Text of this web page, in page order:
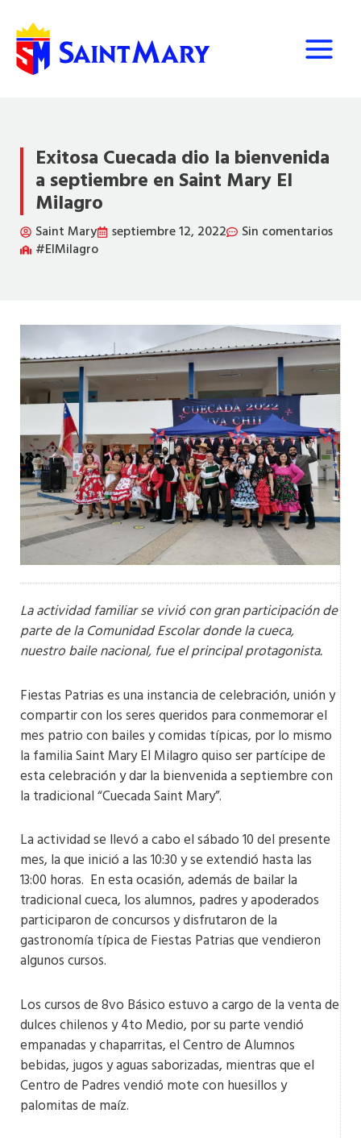
contenido
Exitosa Cuecada dio la bienvenida
a septiembre en Saint Mary El
Milagro
Saint Mary septiembre 12, 2022
Sin comentarios
#ElMilagro
La actividad familiar se vivió con gran participación de
parte de la Comunidad Escolar donde la cueca,
nuestro baile nacional, fue el principal protagonista.
Fiestas Patrias es una instancia de celebración, unión y
compartir con los seres queridos para conmemorar el
mes patrio con bailes y comidas típicas, por lo mismo
la familia Saint Mary El Milagro quiso ser partícipe de
esta celebración y dar la bienvenida a septiembre con
la tradicional “Cuecada Saint Mary”.
La actividad se llevó a cabo el sábado 10 del presente
mes, la que inició a las 10:30 y se extendió hasta las
13:00 horas. En esta ocasión, además de bailar la
tradicional cueca, los alumnos, padres y apoderados
participaron de concursos y disfrutaron de la
gastronomía típica de Fiestas Patrias que vendieron
algunos cursos.
Los cursos de 8vo Básico estuvo a cargo de la venta de
dulces chilenos y 4to Medio, por su parte vendió
empanadas y chaparritas, el Centro de Alumnos
bebidas, jugos y aguas saborizadas, mientras que el
Centro de Padres vendió mote con huesillos y
palomitas de maíz.